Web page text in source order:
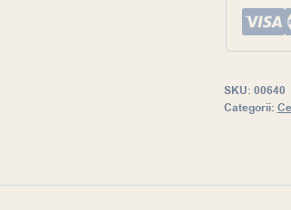
SKU: 00640
Categorii: